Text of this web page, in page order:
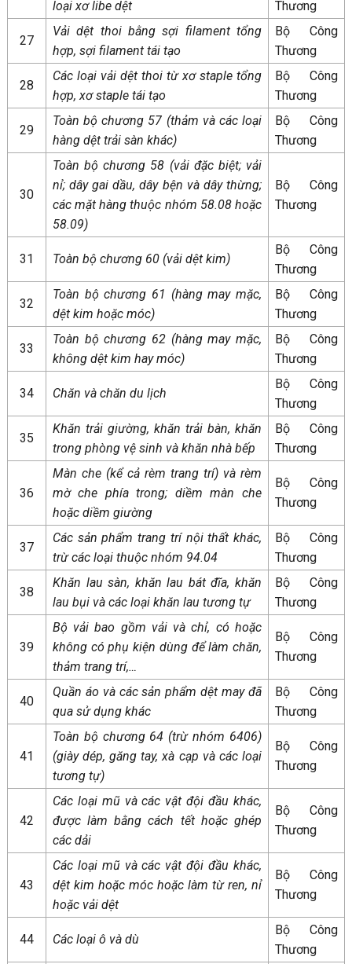
loại xơ libe dệt Thương
27
Vải dệt thoi bằng sợi filament tổng
hợp, sợi filament tái tạo
Bộ Công
Thương
28
Các loại vải dệt thoi từ xơ staple tổng
hợp, xơ staple tái tạo
Bộ Công
Thương
29
Toàn bộ chương 57 (thảm và các loại
hàng dệt trải sàn khác)
Bộ Công
Thương
30
Toàn bộ chương 58 (vải đặc biệt; vải
nỉ; dây gai dầu, dây bện và dây thừng;
các mặt hàng thuộc nhóm 58.08 hoặc
58.09)
Bộ Công
Thương
31 Toàn bộ chương 60 (vải dệt kim)
Bộ Công
Thương
32
Toàn bộ chương 61 (hàng may mặc,
dệt kim hoặc móc)
Bộ Công
Thương
33
Toàn bộ chương 62 (hàng may mặc,
không dệt kim hay móc)
Bộ Công
Thương
34 Chăn và chăn du lịch
Bộ Công
Thương
35
Khăn trải giường, khăn trải bàn, khăn
trong phòng vệ sinh và khăn nhà bếp
Bộ Công
Thương
36
Màn che (kể cả rèm trang trí) và rèm
mờ che phía trong; diềm màn che
hoặc diềm giường
Bộ Công
Thương
37
Các sản phẩm trang trí nội thất khác,
trừ các loại thuộc nhóm 94.04
Bộ Công
Thương
38
Khăn lau sàn, khăn lau bát đĩa, khăn
lau bụi và các loại khăn lau tương tự
Bộ Công
Thương
39
Bộ vải bao gồm vải và chỉ, có hoặc
không có phụ kiện dùng để làm chăn,
thảm trang trí,…
Bộ Công
Thương
40
Quần áo và các sản phẩm dệt may đã
qua sử dụng khác
Bộ Công
Thương
41
Toàn bộ chương 64 (trừ nhóm 6406)
(giày dép, găng tay, xà cạp và các loại
tương tự)
Bộ Công
Thương
42
Các loại mũ và các vật đội đầu khác,
được làm bằng cách tết hoặc ghép
các dải
Bộ Công
Thương
43
Các loại mũ và các vật đội đầu khác,
dệt kim hoặc móc hoặc làm từ ren, nỉ
hoặc vải dệt
Bộ Công
Thương
44 Các loại ô và dù
Bộ Công
Thương